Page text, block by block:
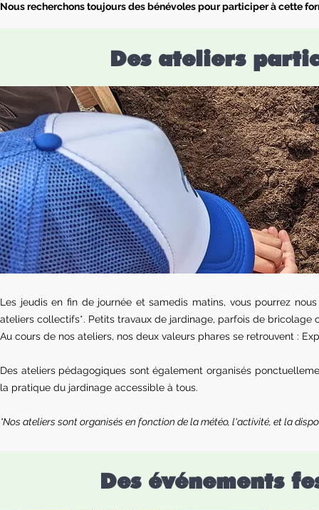
Nous recherchons toujours des bénévoles pour participer à cette
Des ateliers
Les jeudis en fin de journée et samedis matins, vous pourrez
ateliers collectifs*. Petits travaux de jardinage, parfois de
Au cours de nos ateliers, nos deux valeurs phares se retrouvent :
Des ateliers pédagogiques sont également organisés
la pratique du jardinage accessible à tous.
*Nos ateliers sont organisés en fonction de la météo, l'activité, et la
Des événements